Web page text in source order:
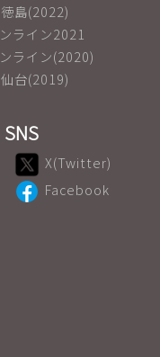
島(2022)
ライン2021
ライン(2020)
台(2019)
SNS
X(Twitter)
Facebook